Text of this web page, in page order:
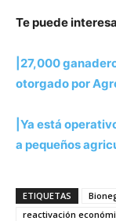
Te puede
|27,000
otorgado por
|Ya está
a pequeños
ETIQUETAS
reactivación